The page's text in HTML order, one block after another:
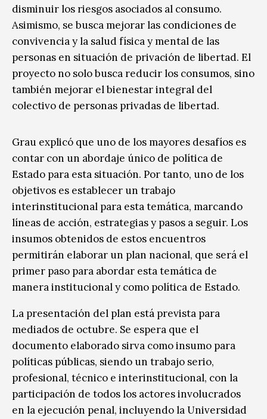
disminuir los riesgos asociados al consumo.
Asimismo, se busca mejorar las condiciones de
convivencia y la salud física y mental de las
personas en situación de privación de libertad. El
proyecto no solo busca reducir los consumos, sino
también mejorar el bienestar integral del
colectivo de personas privadas de libertad.
Grau explicó que uno de los mayores desafíos es
contar con un abordaje único de política de
Estado para esta situación. Por tanto, uno de los
objetivos es establecer un trabajo
interinstitucional para esta temática, marcando
líneas de acción, estrategias y pasos a seguir. Los
insumos obtenidos de estos encuentros
permitirán elaborar un plan nacional, que será el
primer paso para abordar esta temática de
manera institucional y como política de Estado.
La presentación del plan está prevista para
mediados de octubre. Se espera que el
documento elaborado sirva como insumo para
políticas públicas, siendo un trabajo serio,
profesional, técnico e interinstitucional, con la
participación de todos los actores involucrados
en la ejecución penal, incluyendo la Universidad